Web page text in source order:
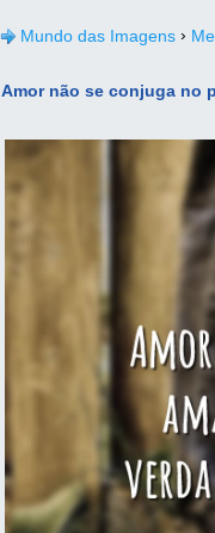
Mundo das Imagens ›
Amor não se conjuga no